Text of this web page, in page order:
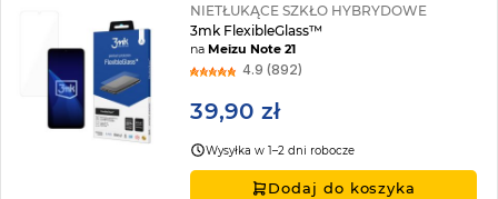
NIETŁUKĄCE SZKŁO HYBRYDOWE
3mk FlexibleGlass™
naMeizu Note 21
4.9 (892)
39,90 zł
Wysyłka w 1–2 dni robocze
Dodaj do koszyka